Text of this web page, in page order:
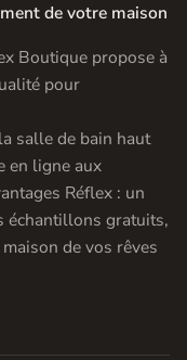
de votre maison
Boutique propose à
pour
salle de bain haut
en ligne aux
Réflex : un
échantillons gratuits,
de vos rêves